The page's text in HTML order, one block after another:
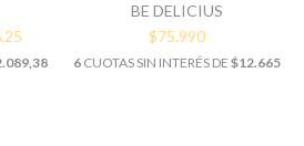
BE DELICIUS
$75.990
6 CUOTAS SIN INTERÉS DE $12.665